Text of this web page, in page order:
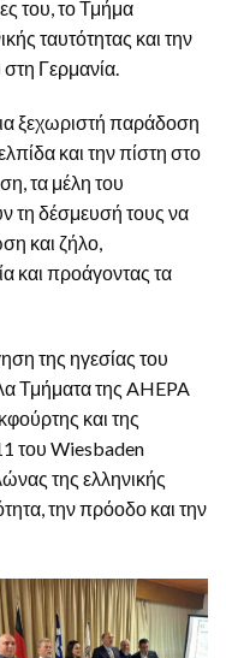
του, το Τμήμα
ταυτότητας και την
Γερμανία.
ξεχωριστή παράδοση
και την πίστη στο
τα μέλη του
τη δέσμευσή τους να
και ζήλο,
και προάγοντας τα
της ηγεσίας του
Τμήματα της AHEPA
και της
του Wiesbaden
της ελληνικής
την πρόοδο και την